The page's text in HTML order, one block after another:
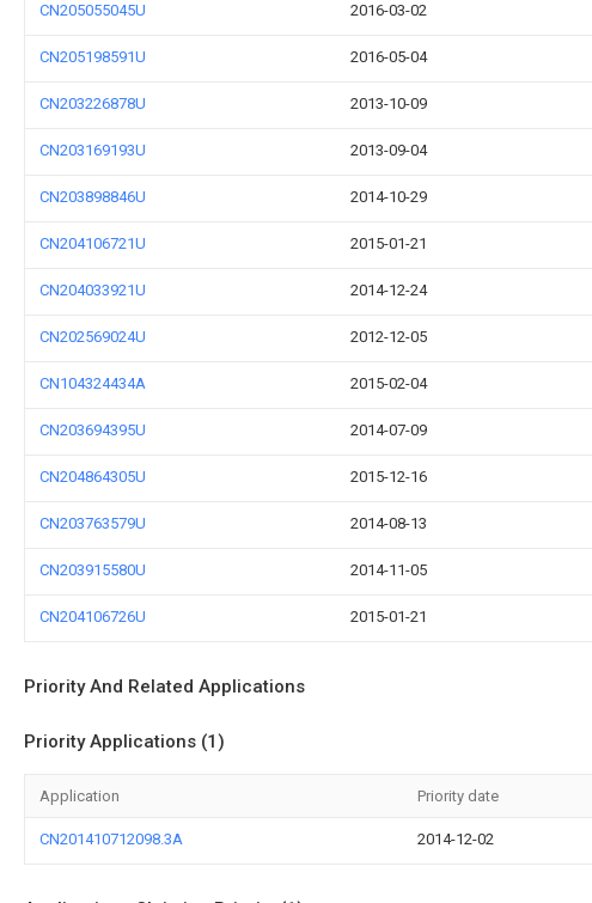
CN205055045U 2016-03-02
CN205198591U 2016-05-04
CN203226878U 2013-10-09
CN203169193U 2013-09-04
CN203898846U 2014-10-29
CN204106721U 2015-01-21
CN204033921U 2014-12-24
CN202569024U 2012-12-05
CN104324434A 2015-02-04
CN203694395U 2014-07-09
CN204864305U 2015-12-16
CN203763579U 2014-08-13
CN203915580U 2014-11-05
CN204106726U 2015-01-21
Priority And Related Applications
Priority Applications (1)
Application Priority date
CN201410712098.3A 2014-12-02